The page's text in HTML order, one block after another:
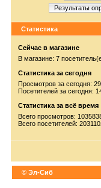
Результаты
Статистика
Сейчас в магазине
В магазине: 7
Статистика за сегодня
Просмотров за сегодня:
Посетителей за сегодня:
Статистика за всё время
Всего просмотров:
Всего посетителей:
© Эл-Сиб